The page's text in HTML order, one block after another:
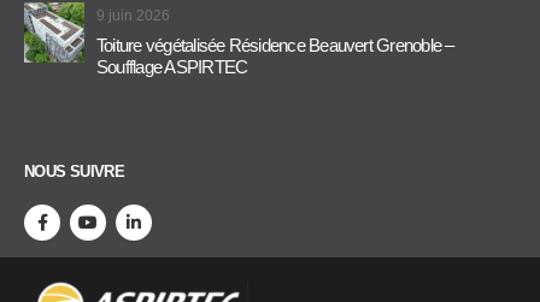
9 juin 2026
Toiture végétalisée Résidence Beauvert Grenoble –
Soufflage ASPIRTEC
NOUS SUIVRE